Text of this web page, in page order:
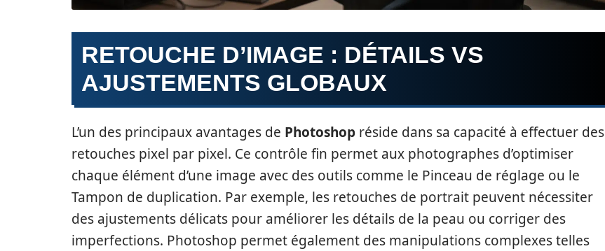
RETOUCHE D’IMAGE : DÉTAILS VS
AJUSTEMENTS GLOBAUX
L’un des principaux avantages de Photoshop réside dans sa capacité à effectuer des
retouches pixel par pixel. Ce contrôle fin permet aux photographes d’optimiser
chaque élément d’une image avec des outils comme le Pinceau de réglage ou le
Tampon de duplication. Par exemple, les retouches de portrait peuvent nécessiter
des ajustements délicats pour améliorer les détails de la peau ou corriger des
imperfections. Photoshop permet également des manipulations complexes telles